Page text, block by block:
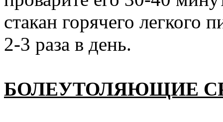
стакан горячего легкого
2-3 раза в день.
БОЛЕУТОЛЯЮЩИЕ